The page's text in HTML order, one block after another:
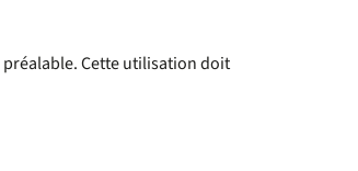
Cette utilisation doit